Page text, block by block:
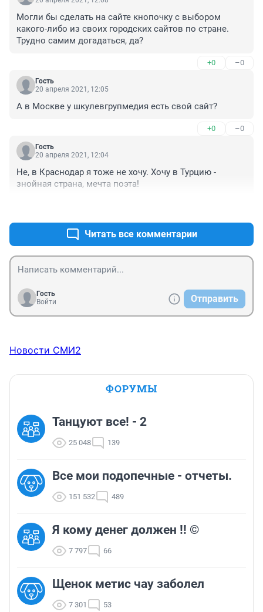
Могли бы сделать на сайте кнопочку с выбором
какого-либо из своих городских сайтов по стране.
Трудно самим догадаться, да?
+0 –0
Гость
20 апреля 2021, 12:05
А в Москве у шкулевгрупмедия есть свой сайт?
+0 –0
Гость
20 апреля 2021, 12:04
Не, в Краснодар я тоже не хочу. Хочу в Турцию -
знойная страна, мечта поэта!
Читать все комментарии
Гость
Войти
Отправить
Новости СМИ2
ФОРУМЫ
Танцуют все! - 2
25 048 139
Все мои подопечные - отчеты.
151 532 489
Я кому денег должен !! ©
7 797 66
Щенок метис чау заболел
7 301 53